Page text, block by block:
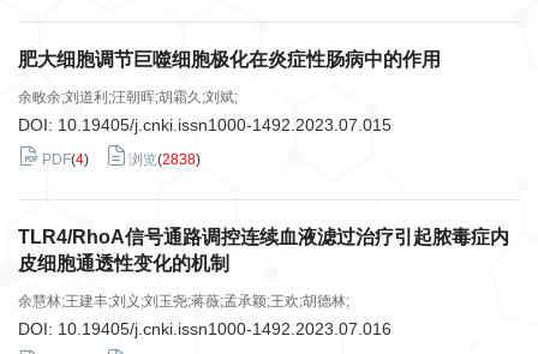
肥大细胞调节巨噬细胞极化在炎症性肠病中的作用
余畋余;刘道利;汪朝晖;胡霜久;刘斌;
DOI: 10.19405/j.cnki.issn1000-1492.2023.07.015
PDF(4) 浏览(2838)
TLR4/RhoA信号通路调控连续血液滤过治疗引起脓毒症内
皮细胞通透性变化的机制
余慧林;王建丰;刘义;刘玉尧;蒋薇;孟承颖;王欢;胡德林;
DOI: 10.19405/j.cnki.issn1000-1492.2023.07.016